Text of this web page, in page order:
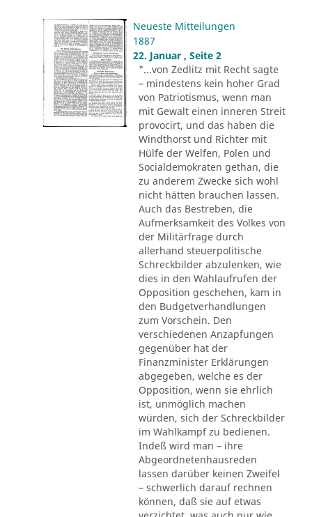
Neueste Mitteilungen
1887
22. Januar , Seite 2
"...von Zedlitz mit Recht sagte
– mindestens kein hoher Grad
von Patriotismus, wenn man
mit Gewalt einen inneren Streit
provocirt, und das haben die
Windthorst und Richter mit
Hülfe der Welfen, Polen und
Socialdemokraten gethan, die
zu anderem Zwecke sich wohl
nicht hätten brauchen lassen.
Auch das Bestreben, die
Aufmerksamkeit des Volkes von
der Militärfrage durch
allerhand steuerpolitische
Schreckbilder abzulenken, wie
dies in den Wahlaufrufen der
Opposition geschehen, kam in
den Budgetverhandlungen
zum Vorschein. Den
verschiedenen Anzapfungen
gegenüber hat der
Finanzminister Erklärungen
abgegeben, welche es der
Opposition, wenn sie ehrlich
ist, unmöglich machen
würden, sich der Schreckbilder
im Wahlkampf zu bedienen.
Indeß wird man – ihre
Abgeordnetenhausreden
lassen darüber keinen Zweifel
– schwerlich darauf rechnen
können, daß sie auf etwas